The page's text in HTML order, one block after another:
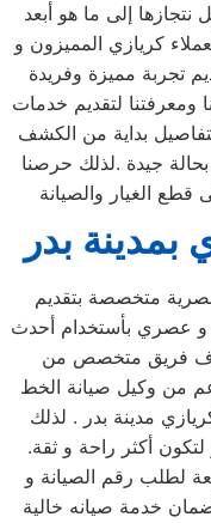
إلى ما هو أبعد
كريازي المميزون و
تجربة مميزة وفريدة
ومعرفتنا لتقديم خدمات
بداية من الكشف
جيدة .لذلك حرصنا
الغيار والصيانة
بمدينة بدر
متخصصة بتقديم
و عصري بأستخدام أحدث
فريق متخصص من
من وكيل صيانة الخط
مدينة بدر . لذلك
أكثر راحة و ثقة.
لطلب رقم الصيانة و
خدمة صيانه خالية